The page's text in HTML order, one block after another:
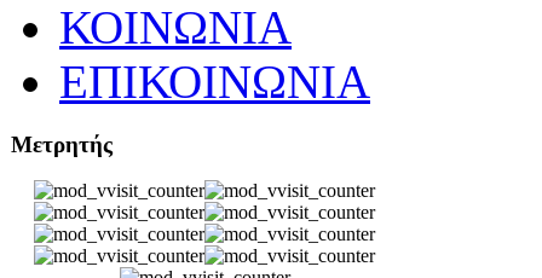
ΚΟΙΝΩΝΙΑ
ΕΠΙΚΟΙΝΩΝΙΑ
Μετρητής